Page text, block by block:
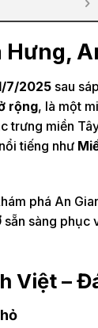
Hưng,
7/2025 sau
rộng, là một
miền
tiếng như
phá An
sẵn sàng phục
Việt –